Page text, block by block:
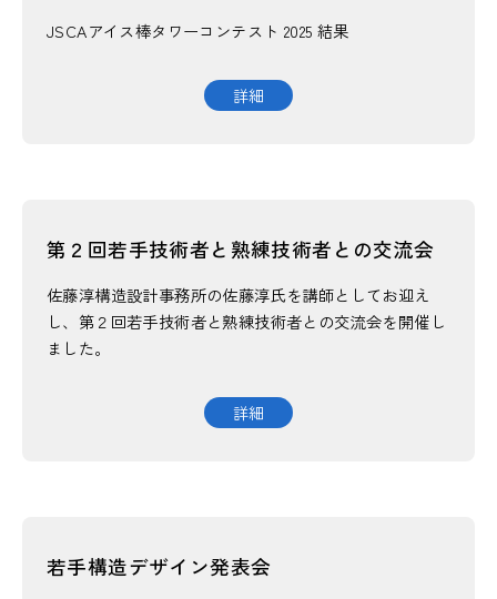
JSCAアイス棒タワーコンテスト 2025 結果
詳細
第２回若手技術者と熟練技術者との交流会
佐藤淳構造設計事務所の佐藤淳氏を講師としてお迎え
し、第２回若手技術者と熟練技術者との交流会を開催し
ました。
詳細
若手構造デザイン発表会
JSCA建築構造士とは
出版物案内